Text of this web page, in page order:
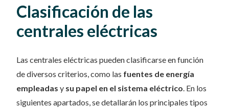
Clasificación de las
centrales eléctricas
Las centrales eléctricas pueden clasificarse en función
de diversos criterios, como las fuentes de energía
empleadas y su papel en el sistema eléctrico. En los
siguientes apartados, se detallarán los principales tipos